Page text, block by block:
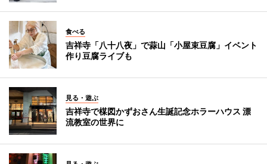
食べる
吉祥寺「八十八夜」で蒜山「小屋束豆腐」イベント
作り豆腐ライブも
見る・遊ぶ
吉祥寺で楳図かずおさん生誕記念ホラーハウス 漂
流教室の世界に